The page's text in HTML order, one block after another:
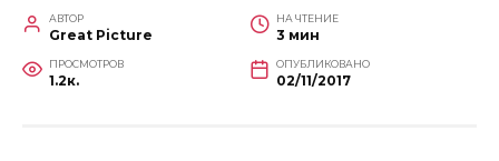
АВТОР
Great Picture
НА ЧТЕНИЕ
3 мин
ПРОСМОТРОВ
1.2к.
ОПУБЛИКОВАНО
02/11/2017